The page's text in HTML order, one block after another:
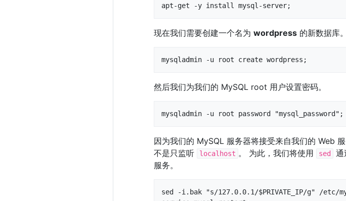
apt-get -y install mysql-server;
现在我们需要创建一个名为 wordpress 的新数据库。
mysqladmin -u root create wordpress;
然后我们为我们的 MySQL root 用户设置密码。
mysqladmin -u root password "mysql_password";
因为我们的 MySQL 服务器将接受来自我们的 Web
不是只监听
localhost 。 为此，我们将使用 sed
通
服务。
sed -i.bak "s/127.0.0.1/$PRIVATE_IP/g" /etc/